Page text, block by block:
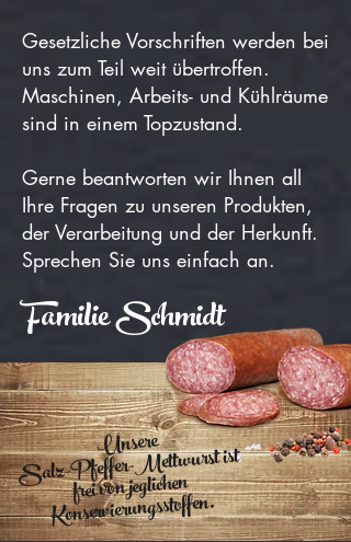
Gesetzliche Vorschriften werden bei
uns zum Teil weit übertroffen.
Maschinen, Arbeits- und Kühlräume
sind in einem Topzustand.
Gerne beantworten wir Ihnen all
Ihre Fragen zu unseren Produkten,
der Verarbeitung und der Herkunft.
Sprechen Sie uns einfach an.
Familie Schmidt
Unsere
Salz-Pfeffer-
Mettwurst ist
frei von jeglichen
Konservierungsstoffen.